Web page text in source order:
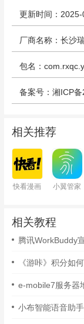
更新时间：
厂商名称：长沙
包名：
备案号：湘ICP
相关推荐
快看漫画 小翼管家
相关教程
腾讯WorkBuddy
《游咔》积分如
e-mobile7服务器